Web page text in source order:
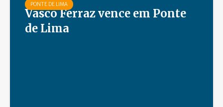
PONTE DE LIMA
Vasco Ferraz vence em Ponte
de Lima